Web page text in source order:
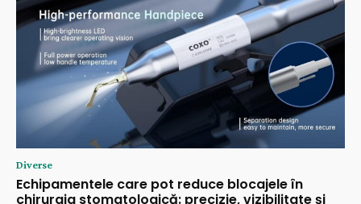
Diverse
Echipamentele care pot reduce blocajele în
chirurgia stomatologică: precizie, vizibilitate și